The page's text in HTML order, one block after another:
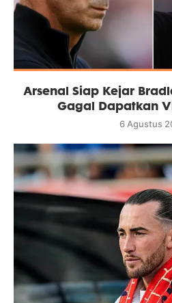
Arsenal Siap Kejar
Gagal Dapatkan
6 Agustus